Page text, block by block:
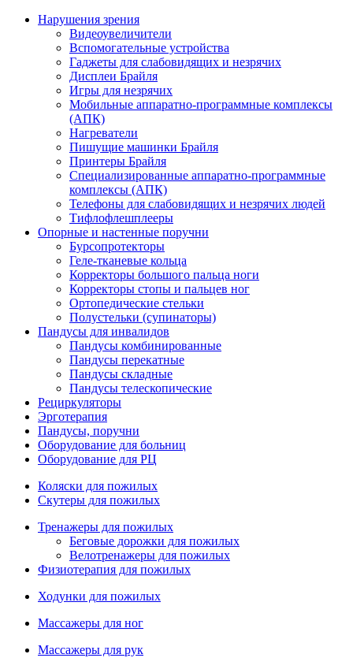
Нарушения зрения
Видеоувеличители
Вспомогательные устройства
Гаджеты для слабовидящих и незрячих
Дисплеи Брайля
Игры для незрячих
Мобильные аппаратно-программные комплексы
(АПК)
Нагреватели
Пишущие машинки Брайля
Принтеры Брайля
Специализированные аппаратно-программные
комплексы (АПК)
Телефоны для слабовидящих и незрячих людей
Тифлофлешплееры
Опорные и настенные поручни
Бурсопротекторы
Геле-тканевые кольца
Корректоры большого пальца ноги
Корректоры стопы и пальцев ног
Ортопедические стельки
Полустельки (супинаторы)
Пандусы для инвалидов
Пандусы комбинированные
Пандусы перекатные
Пандусы складные
Пандусы телескопические
Рециркуляторы
Эрготерапия
Пандусы, поручни
Оборудование для больниц
Оборудование для РЦ
Коляски для пожилых
Скутеры для пожилых
Тренажеры для пожилых
Беговые дорожки для пожилых
Велотренажеры для пожилых
Физиотерапия для пожилых
Ходунки для пожилых
Массажеры для ног
Массажеры для рук